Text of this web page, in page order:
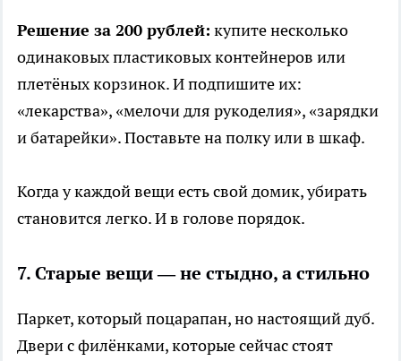
Решение за 200 рублей: купите несколько
одинаковых пластиковых контейнеров или
плетёных корзинок. И подпишите их:
«лекарства», «мелочи для рукоделия», «зарядки
и батарейки». Поставьте на полку или в шкаф.
Когда у каждой вещи есть свой домик, убирать
становится легко. И в голове порядок.
7. Старые вещи — не стыдно, а стильно
Паркет, который поцарапан, но настоящий дуб.
Двери с филёнками, которые сейчас стоят